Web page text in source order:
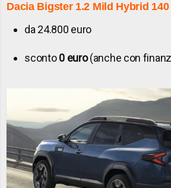
Dacia Bigster1.2 Mild Hybrid 140
da 24.800 euro
sconto0 euro(anche con